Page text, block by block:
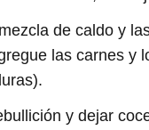
de caldo y
las carnes y
y dejar